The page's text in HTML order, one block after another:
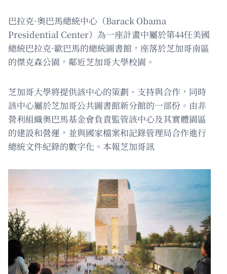
巴拉克·奧巴馬總統中心（Barack Obama
Presidential Center）為一座計畫中屬於第44任美國
總統巴拉克·歐巴馬的總統圖書館，座落於芝加哥南區
的傑克森公園，鄰近芝加哥大學校園。
芝加哥大學將提供該中心的策劃、支持與合作，同時
該中心屬於芝加哥公共圖書館新分館的一部份。由非
營利組織奧巴馬基金會負責監管該中心及其實體園區
的建設和營運，並與國家檔案和記錄管理局合作進行
總統文件紀錄的數字化。本報芝加哥訊